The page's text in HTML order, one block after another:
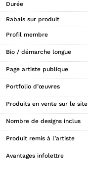
Durée
Rabais sur produit
Profil membre
Bio / démarche longue
Page artiste publique
Portfolio d’œuvres
Produits en vente sur le site
Nombre de designs inclus
Produit remis à l’artiste
Avantages infolettre